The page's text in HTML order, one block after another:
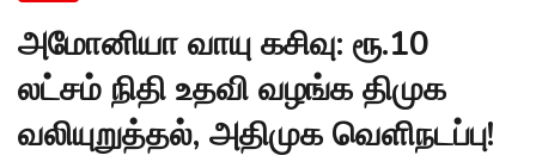
அமோனியா வாயு கசிவு: ரூ.10
லட்சம் நிதி உதவி வழங்க திமுக
வலியுறுத்தல், அதிமுக வெளிநடப்பு!